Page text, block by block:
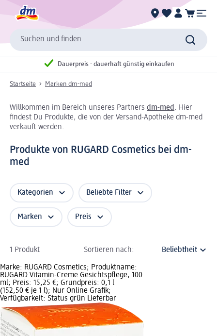
Suchen und finden
Dauerpreis - dauerhaft günstig einkaufen
Startseite Marken dm-med
Willkommen im Bereich unseres Partners dm-med . Hier
findest Du Produkte, die von der Versand-Apotheke dm-med
verkauft werden.
Produkte von RUGARD Cosmetics bei dm-
med
Kategorien Beliebte Filter
Marken Preis
1 Produkt Sortieren nach:
Marke: RUGARD Cosmetics; Produktname:
RUGARD Vitamin-Creme Gesichtspflege, 100
ml; Preis: 15,25 €; Grundpreis: 0,1 l
(152,50 € je 1 l); Nur Online Grafik;
Verfügbarkeit: Status grün Lieferbar